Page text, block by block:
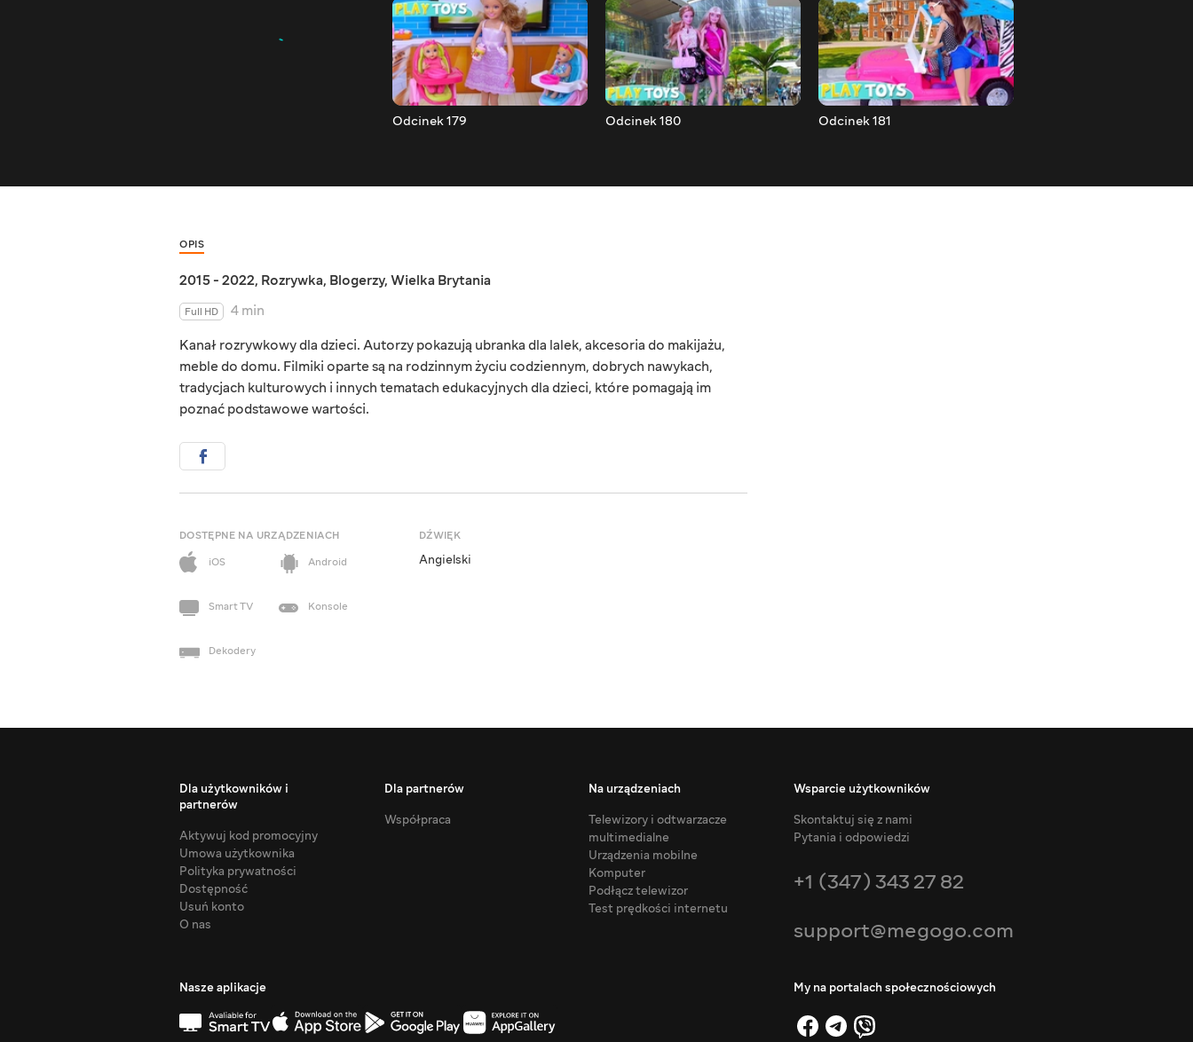
Odcinek 179 Odcinek 180 Odcinek 181
OPIS
2015 - 2022, Rozrywka, Blogerzy, Wielka Brytania
Full HD
4 min
Kanał rozrywkowy dla dzieci. Autorzy pokazują ubranka dla lalek, akcesoria do makijażu,
meble do domu. Filmiki oparte są na rodzinnym życiu codziennym, dobrych nawykach,
tradycjach kulturowych i innych tematach edukacyjnych dla dzieci, które pomagają im
poznać podstawowe wartości.
DOSTĘPNE NA URZĄDZENIACH
iOS
Android
Smart TV Konsole
Dekodery
DŹWIĘK
Angielski
Dla użytkowników i
partnerów
Aktywuj kod promocyjny
Umowa użytkownika
Polityka prywatności
Dostępność
Usuń konto
O nas
Dla partnerów
Współpraca
Na urządzeniach
Telewizory i odtwarzacze
multimedialne
Urządzenia mobilne
Komputer
Podłącz telewizor
Test prędkości internetu
Wsparcie użytkowników
Skontaktuj się z nami
Pytania i odpowiedzi
+1 (347) 343 27 82
support@megogo.com
Nasze aplikacje My na portalach społecznościowych